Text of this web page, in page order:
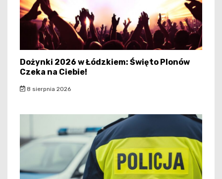
Dożynki 2026 w Łódzkiem: Święto Plonów
Czeka na Ciebie!
8 sierpnia 2026